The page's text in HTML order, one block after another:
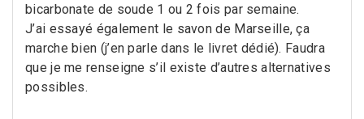
bicarbonate de soude 1 ou 2 fois par semaine.
J’ai essayé également le savon de Marseille, ça
marche bien (j’en parle dans le livret dédié). Faudra
que je me renseigne s’il existe d’autres alternatives
possibles.